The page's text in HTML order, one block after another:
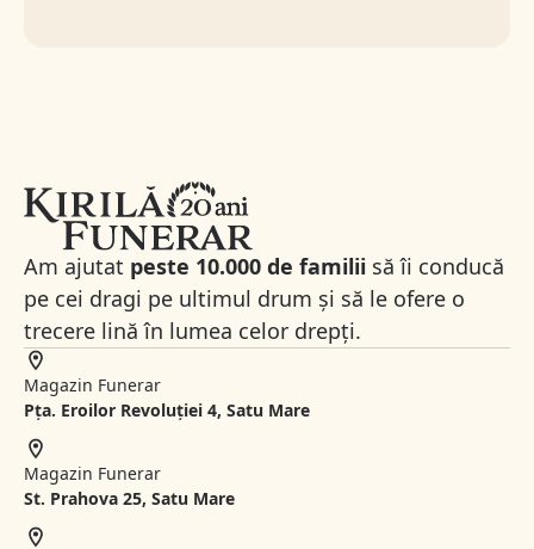
Am ajutat peste 10.000 de familii să îi conducă
pe cei dragi pe ultimul drum și să le ofere o
trecere lină în lumea celor drepți.
Magazin Funerar
Pța. Eroilor Revoluției 4, Satu Mare
Magazin Funerar
St. Prahova 25, Satu Mare